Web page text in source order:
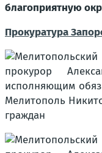
благоприятную
Прокуратура